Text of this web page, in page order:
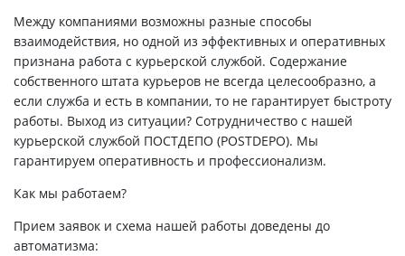
Между компаниями возможны разные способы
взаимодействия, но одной из эффективных и оперативных
признана работа с курьерской службой. Содержание
собственного штата курьеров не всегда целесообразно, а
если служба и есть в компании, то не гарантирует быстроту
работы. Выход из ситуации? Сотрудничество с нашей
курьерской службой ПОСТДЕПО (POSTDEPO). Мы
гарантируем оперативность и профессионализм.
Как мы работаем?
Прием заявок и схема нашей работы доведены до
автоматизма: